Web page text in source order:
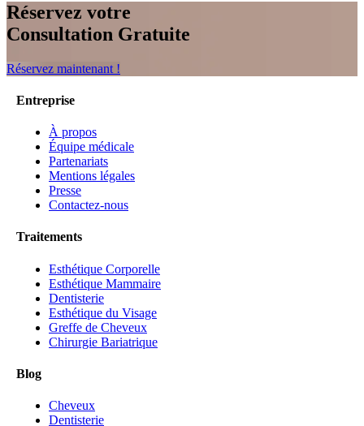
Réservez votre
Consultation Gratuite
Réservez maintenant !
Entreprise
À propos
Équipe médicale
Partenariats
Mentions légales
Presse
Contactez-nous
Traitements
Esthétique Corporelle
Esthétique Mammaire
Dentisterie
Esthétique du Visage
Greffe de Cheveux
Chirurgie Bariatrique
Blog
Cheveux
Dentisterie